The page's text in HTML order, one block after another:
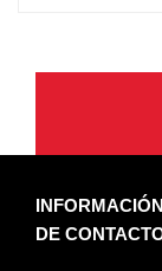
INFORMACIÓN
DE